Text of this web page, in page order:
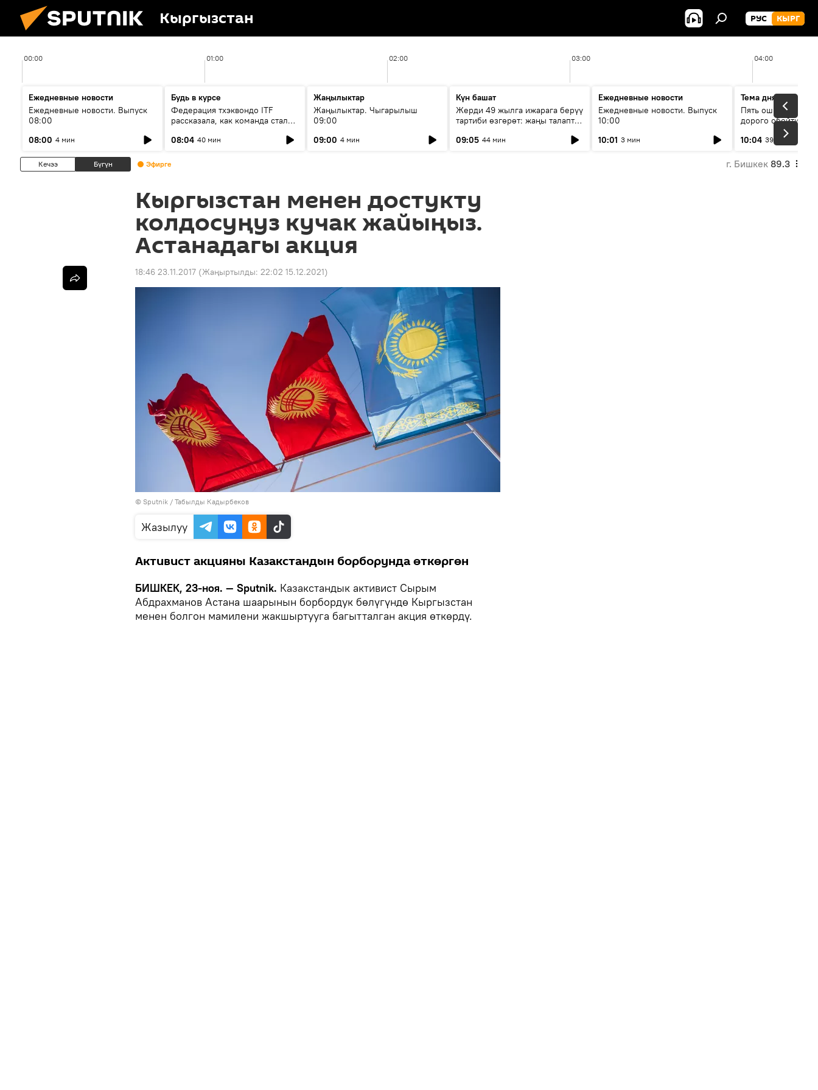
Кыргызстан РУС КЫРГ
00:00 01:00 02:00 03:00 04:00
Ежедневные новости
Ежедневные новости. Выпуск
08:00
08:00 4 мин
Будь в курсе
Федерация тхэквондо ITF
рассказала, как команда стала
08:04 40 мин
Жаңылыктар
Жаңылыктар. Чыгарылыш
09:00
09:00 4 мин
Күн башат
Жерди 49 жылга ижарага берүү
тартиби өзгөрөт: жаңы талаптар
09:05 44 мин
Ежедневные новости
Ежедневные новости. Выпуск
10:00
10:01 3 мин
Тема дня
Пять ошибок
дорого обойтись
10:04 39 мин
Кечээ Бүгүн Эфирге г. Бишкек 89.3
Кыргызстан менен достукту
колдосуңуз кучак жайыңыз.
Астанадагы акция
18:46 23.11.2017 (Жаңыртылды: 22:02 15.12.2021)
© Sputnik / Табылды Кадырбеков
Жазылуу
Активист акцияны Казакстандын борборунда өткөргөн
БИШКЕК, 23-ноя. — Sputnik. Казакстандык активист Сырым
Абдрахманов Астана шаарынын борбордук бөлүгүндө Кыргызстан
менен болгон мамилени жакшыртууга багытталган акция өткөрдү.